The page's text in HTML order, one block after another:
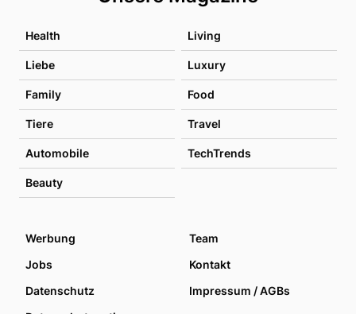
Health Living
Liebe Luxury
Family Food
Tiere Travel
Automobile TechTrends
Beauty
Werbung
Team
Jobs
Kontakt
Datenschutz
Impressum / AGBs